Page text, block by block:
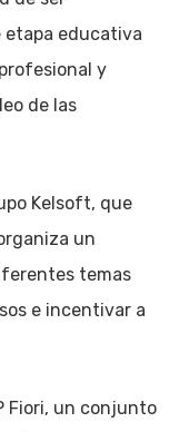
etapa educativa
y
de las
Kelsoft, que
un
temas
e incentivar a
Fiori, un conjunto